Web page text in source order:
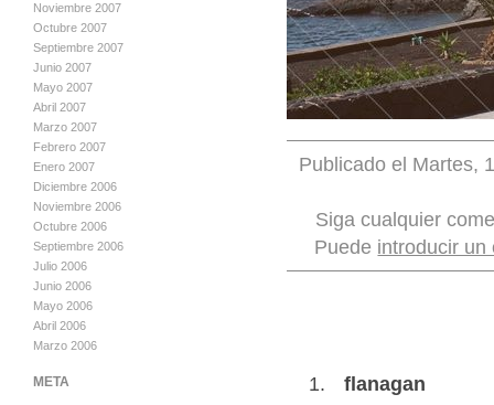
Publicado el Martes,
Siga cualquier
Puede introducir un
flanagan
Noviembre 2007
Octubre 2007
Septiembre 2007
Junio 2007
Mayo 2007
Abril 2007
Marzo 2007
Febrero 2007
Enero 2007
Diciembre 2006
Noviembre 2006
Octubre 2006
Septiembre 2006
Julio 2006
Junio 2006
Mayo 2006
Abril 2006
Marzo 2006
META